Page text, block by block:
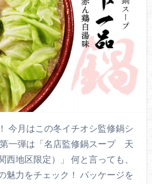
今月はこの冬イチオシ監修鍋シ
一弾は「名店監修鍋スープ 天
地区限定）」 何と言っても、
魅力をチェック！ パッケージを